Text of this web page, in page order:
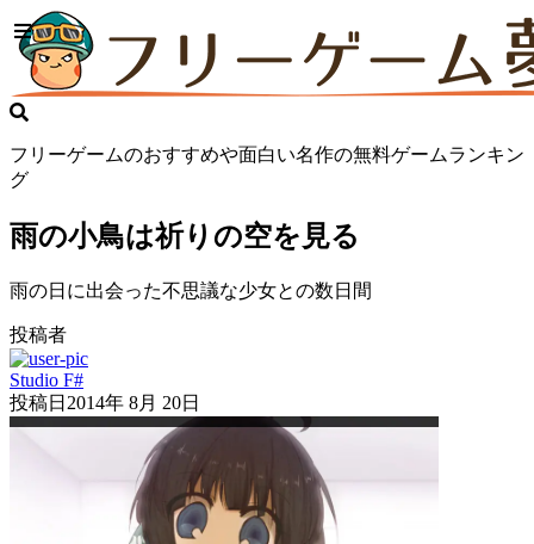
フリーゲームのおすすめや面白い名作の無料ゲームランキン
グ
雨の小鳥は祈りの空を見る
雨の日に出会った不思議な少女との数日間
投稿者
Studio F#
投稿日 2014年 8月 20日